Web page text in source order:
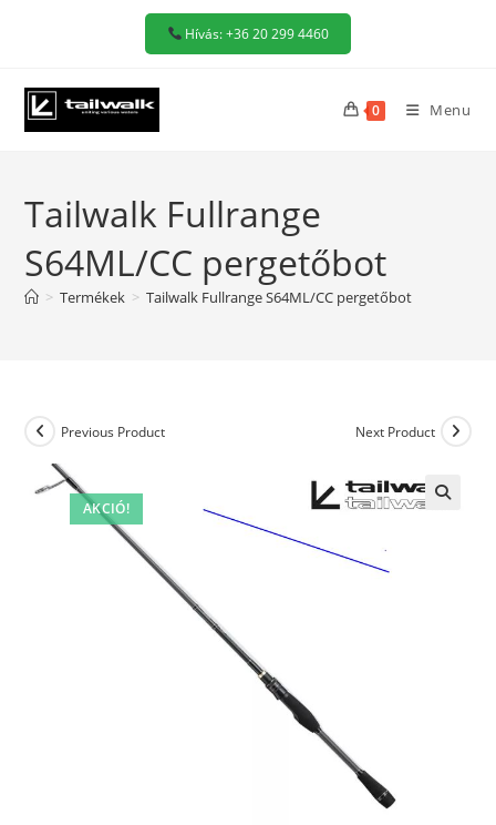
Hívás: +36 20 299 4460
0 Menu
Tailwalk Fullrange
S64ML/CC pergetőbot
> Termékek > Tailwalk Fullrange S64ML/CC pergetőbot
AKCIÓ!
Previous Product Next Product